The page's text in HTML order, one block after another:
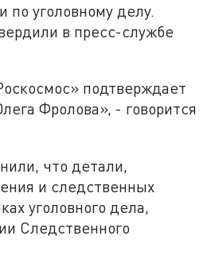
по уголовному делу.
в пресс-службе
подтверждает
Фролова», - говорится
что детали,
и следственных
уголовного дела,
Следственного